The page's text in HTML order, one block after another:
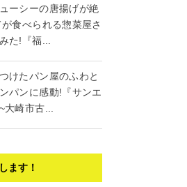
ーシーの唐揚げが絶
食べられる惣菜屋さ
た!『福...
けたパン屋のふわと
パンに感動!『サンエ
大崎市古...
ます！